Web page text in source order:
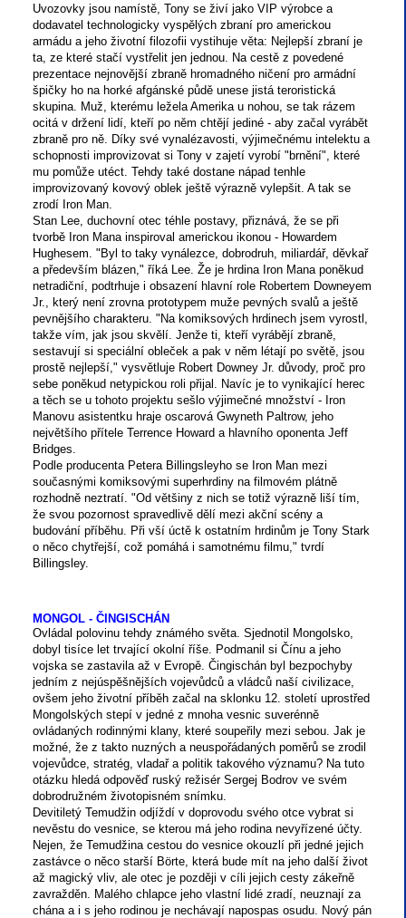
Uvozovky jsou namístě, Tony se živí jako VIP výrobce a
dodavatel technologicky vyspělých zbraní pro americkou
armádu a jeho životní filozofii vystihuje věta: Nejlepší zbraní je
ta, ze které stačí vystřelit jen jednou. Na cestě z povedené
prezentace nejnovější zbraně hromadného ničení pro armádní
špičky ho na horké afgánské půdě unese jistá teroristická
skupina. Muž, kterému ležela Amerika u nohou, se tak rázem
ocitá v držení lidí, kteří po něm chtějí jediné - aby začal vyrábět
zbraně pro ně. Díky své vynalézavosti, výjimečnému intelektu a
schopnosti improvizovat si Tony v zajetí vyrobí "brnění", které
mu pomůže utéct. Tehdy také dostane nápad tenhle
improvizovaný kovový oblek ještě výrazně vylepšit. A tak se
zrodí Iron Man.
Stan Lee, duchovní otec téhle postavy, přiznává, že se při
tvorbě Iron Mana inspiroval americkou ikonou - Howardem
Hughesem. "Byl to taky vynálezce, dobrodruh, miliardář, děvkař
a především blázen," říká Lee. Že je hrdina Iron Mana poněkud
netradiční, podtrhuje i obsazení hlavní role Robertem Downeyem
Jr., který není zrovna prototypem muže pevných svalů a ještě
pevnějšího charakteru. "Na komiksových hrdinech jsem vyrostl,
takže vím, jak jsou skvělí. Jenže ti, kteří vyrábějí zbraně,
sestavují si speciální obleček a pak v něm létají po světě, jsou
prostě nejlepší," vysvětluje Robert Downey Jr. důvody, proč pro
sebe poněkud netypickou roli přijal. Navíc je to vynikající herec
a těch se u tohoto projektu sešlo výjimečné množství - Iron
Manovu asistentku hraje oscarová Gwyneth Paltrow, jeho
největšího přítele Terrence Howard a hlavního oponenta Jeff
Bridges.
Podle producenta Petera Billingsleyho se Iron Man mezi
současnými komiksovými superhrdiny na filmovém plátně
rozhodně neztratí. "Od většiny z nich se totiž výrazně liší tím,
že svou pozornost spravedlivě dělí mezi akční scény a
budování příběhu. Při vší úctě k ostatním hrdinům je Tony Stark
o něco chytřejší, což pomáhá i samotnému filmu," tvrdí
Billingsley.
MONGOL - ČINGISCHÁN
Ovládal polovinu tehdy známého světa. Sjednotil Mongolsko,
dobyl tisíce let trvající okolní říše. Podmanil si Čínu a jeho
vojska se zastavila až v Evropě. Čingischán byl bezpochyby
jedním z nejúspěšnějších vojevůdců a vládců naší civilizace,
ovšem jeho životní příběh začal na sklonku 12. století uprostřed
Mongolských stepí v jedné z mnoha vesnic suverénně
ovládaných rodinnými klany, které soupeřily mezi sebou. Jak je
možné, že z takto nuzných a neuspořádaných poměrů se zrodil
vojevůdce, stratég, vladař a politik takového významu? Na tuto
otázku hledá odpověď ruský režisér Sergej Bodrov ve svém
dobrodružném životopisném snímku.
Devitiletý Temudžin odjíždí v doprovodu svého otce vybrat si
nevěstu do vesnice, se kterou má jeho rodina nevyřízené účty.
Nejen, že Temudžina cestou do vesnice okouzlí při jedné jejich
zastávce o něco starší Börte, která bude mít na jeho další život
až magický vliv, ale otec je později v cíli jejich cesty zákeřně
zavražděn. Malého chlapce jeho vlastní lidé zradí, neuznají za
chána a i s jeho rodinou je nechávají napospas osudu. Nový pán